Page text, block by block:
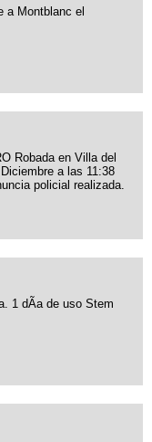
a Montblanc el
Robada en Villa del
a las 11:38
policial realizada.
1 dÃ­a de uso Stem